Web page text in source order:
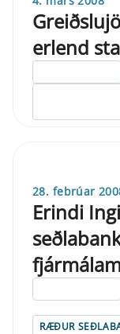
erlend
28. febrúar
Erindi
RÆÐUR